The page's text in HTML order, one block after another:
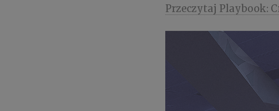
Przeczytaj Playbook: